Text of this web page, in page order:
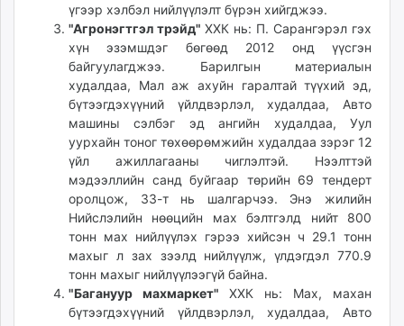
үгээр хэлбэл нийлүүлэлт бүрэн хийгджээ.
"Агронэгтгэл трэйд" ХХК нь: П. Сарангэрэл гэх
хүн эзэмшдэг бөгөөд 2012 онд үүсгэн
байгуулагджээ. Барилгын материалын
худалдаа, Мал аж ахуйн гаралтай түүхий эд,
бүтээгдэхүүний үйлдвэрлэл, худалдаа, Авто
машины сэлбэг эд ангийн худалдаа, Уул
уурхайн тоног төхөөрөмжийн худалдаа зэрэг 12
үйл ажиллагааны чиглэлтэй. Нээлттэй
мэдээллийн санд буйгаар төрийн 69 тендерт
оролцож, 33-т нь шалгарчээ. Энэ жилийн
Нийслэлийн нөөцийн мах бэлтгэлд нийт 800
тонн мах нийлүүлэх гэрээ хийсэн ч 29.1 тонн
махыг л зах зээлд нийлүүлж, үлдэгдэл 770.9
тонн махыг нийлүүлээгүй байна.
"Багануур махмаркет" ХХК нь: Мах, махан
бүтээгдэхүүний үйлдвэрлэл, худалдаа, Авто